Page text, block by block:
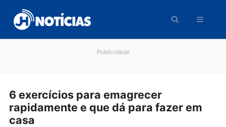
para
conteúdo
6 exercícios para emagrecer
rapidamente e que dá para fazer em